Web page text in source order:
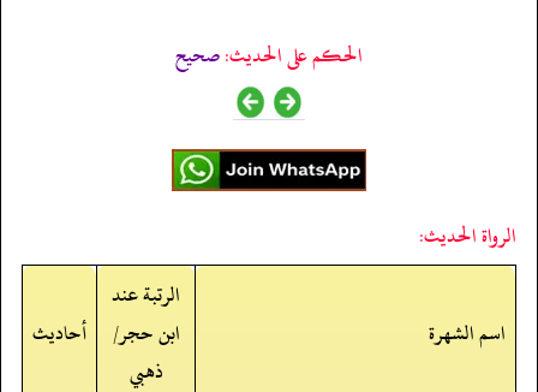
الحكم على الحديث:صحيح
الرواة الحديث:
اسم الشهرة
الرتبة عند
ابن حجر/
ذهبي
أحاديث